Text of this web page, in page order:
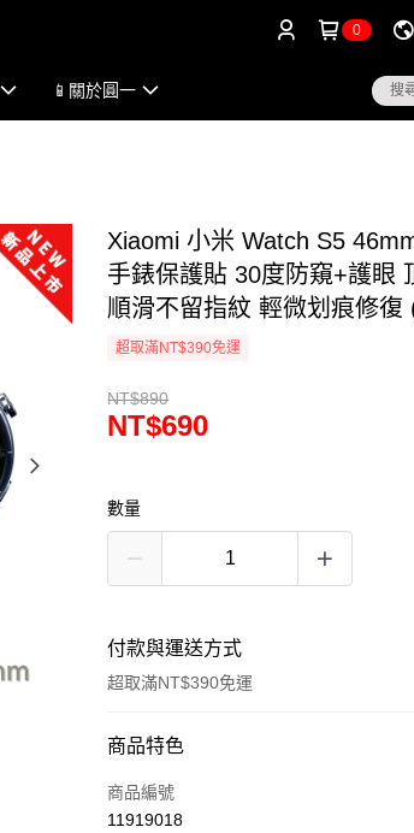
0
📱關於圓一
Xiaomi 小米 Watch S5
手錶保護貼 30度防窺+護眼
順滑不留指紋 輕微划痕修復
超取滿NT$390免運
NT$890
NT$690
數量
付款與運送方式
超取滿NT$390免運
付款方式
信用卡一次付款
商品特色
商品編號
11919018